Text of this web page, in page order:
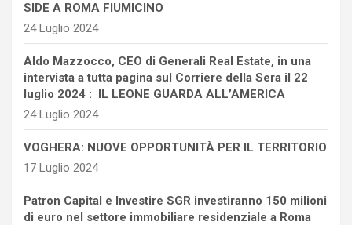
SIDE A ROMA FIUMICINO
24 Luglio 2024
Aldo Mazzocco, CEO di Generali Real Estate, in una
intervista a tutta pagina sul Corriere della Sera il 22
luglio 2024 : IL LEONE GUARDA ALL’AMERICA
24 Luglio 2024
VOGHERA: NUOVE OPPORTUNITÀ PER IL TERRITORIO
17 Luglio 2024
Patron Capital e Investire SGR investiranno 150 milioni
di euro nel settore immobiliare residenziale a Roma